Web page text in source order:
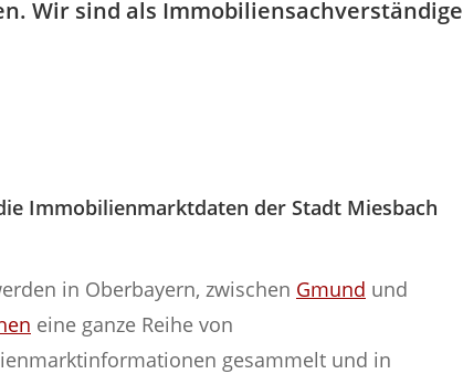
Wir sind als Immobiliensachverständige
Immobilienmarktdaten der Stadt Miesbach
in Oberbayern, zwischen Gmund und
eine ganze Reihe von
gesammelt und in